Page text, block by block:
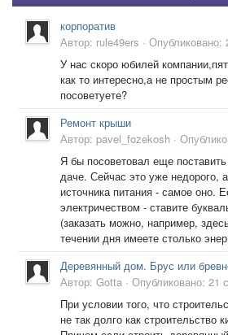
корпоратив
Автор: rule49ers · Опубликовано:
У нас скоро юбилей
как то интересно,а не простым
посоветуете?
Ремонт крыши
Автор: pavel_fozekosh ·
Я бы посоветовал еще
даче. Сейчас это уже недорого,
источника питания - самое оно.
электричеством - ставите
(заказать можно, например,
течении дня имеете столько
Деревянный дом. Брус или
Автор: Gotta · Опубликовано: 21
При условии того, что
не так долго как строительство